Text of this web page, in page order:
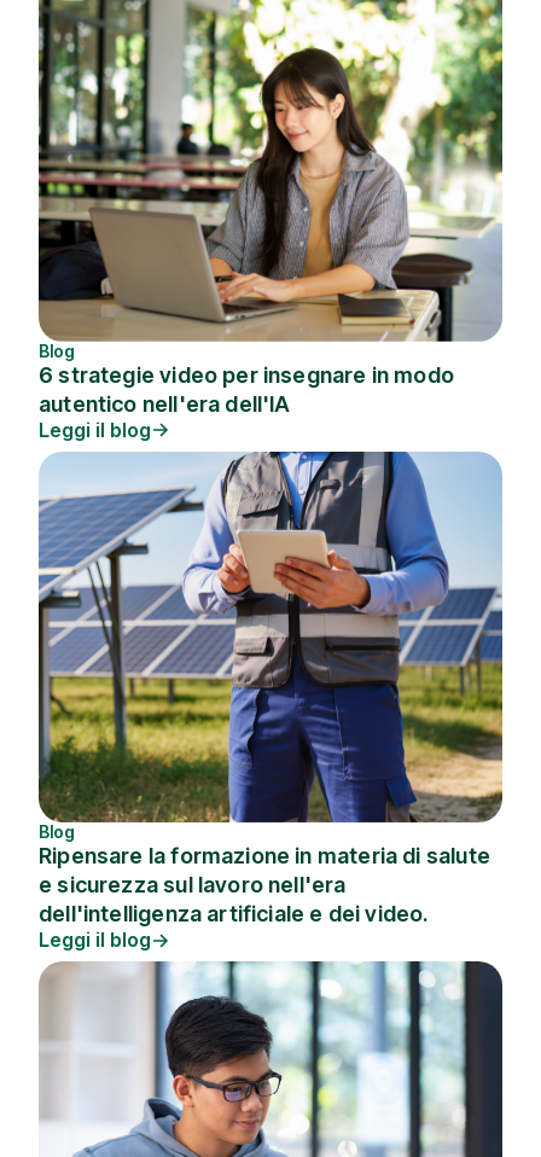
Blog
6 strategie video per insegnare in modo
autentico nell'era dell'IA
Leggi il blog
Blog
Ripensare la formazione in materia di salute
e sicurezza sul lavoro nell'era
dell'intelligenza artificiale e dei video.
Leggi il blog